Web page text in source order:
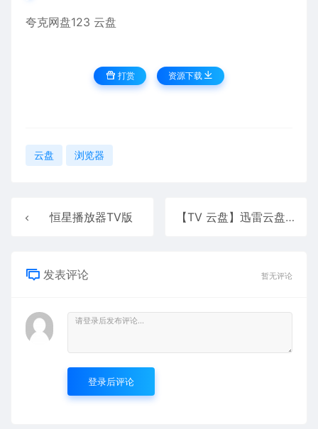
夸克网盘123 云盘
打赏 资源下载
云盘 浏览器
恒星播放器TV版 【TV 云盘】迅雷云盘
发表评论 暂无评论
登录后评论